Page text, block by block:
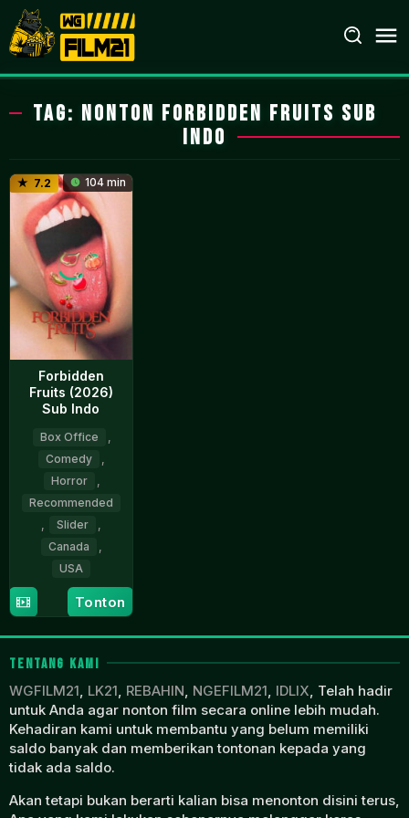
Loncat
ke
konten
Tag: nonton Forbidden Fruits sub
indo
7.2 104 min
Forbidden
Fruits (2026)
Sub Indo
Box Office
Comedy
Horror
Recommended
Slider
Canada
USA
26
Mar
2026
Meredith
Alloway
Tonton
TENTANG KAMI
WGFILM21, LK21, REBAHIN, NGEFILM21, IDLIX, Telah hadir
untuk Anda agar nonton film secara online lebih mudah.
Kehadiran kami untuk membantu yang belum memiliki
saldo banyak dan memberikan tontonan kepada yang
tidak ada saldo.
Akan tetapi bukan berarti kalian bisa menonton disini terus,